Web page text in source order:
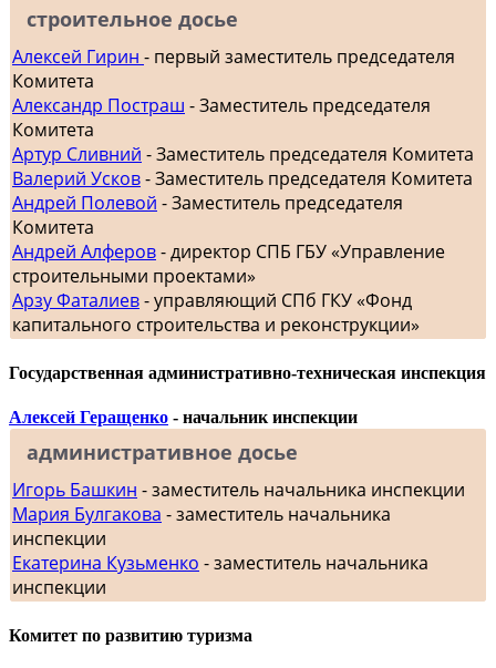
строительное досье
Алексей Гирин - первый заместитель председателя
Комитета
Александр Постраш - Заместитель председателя
Комитета
Артур Сливний - Заместитель председателя Комитета
Валерий Усков- Заместитель председателя Комитета
Андрей Полевой - Заместитель председателя
Комитета
Андрей Алферов- директор СПБ ГБУ «Управление
строительными проектами»
Арзу Фаталиев- управляющий СПб ГКУ «Фонд
капитального строительства и реконструкции»
Государственная административно-техническая инспекция
Алексей Геращенко - начальник инспекции
административное досье
Игорь Башкин - заместитель начальника инспекции
Мария Булгакова - заместитель начальника
инспекции
Екатерина Кузьменко - заместитель начальника
инспекции
Комитет по развитию туризма